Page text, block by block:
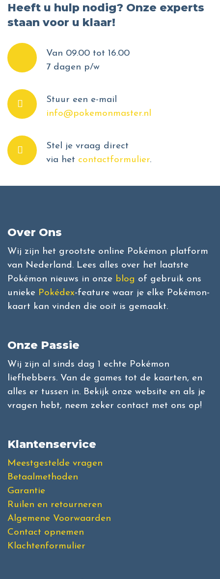
Heeft u hulp nodig? Onze experts
staan voor u klaar!
Van 09.00 tot 16.00
7 dagen p/w
Stuur een e-mail
info@pokemonmaster.nl
Stel je vraag direct
via het contactformulier.
Over Ons
Wij zijn het grootste online Pokémon platform
van Nederland. Lees alles over het laatste
Pokémon nieuws in onze blog of gebruik ons
unieke Pokédex-feature waar je elke Pokémon-
kaart kan vinden die ooit is gemaakt.
Onze Passie
Wij zijn al sinds dag 1 echte Pokémon
liefhebbers. Van de games tot de kaarten, en
alles er tussen in. Bekijk onze website en als je
vragen hebt, neem zeker contact met ons op!
Klantenservice
Meestgestelde vragen
Betaalmethoden
Garantie
Ruilen en retourneren
Algemene Voorwaarden
Contact opnemen
Klachtenformulier